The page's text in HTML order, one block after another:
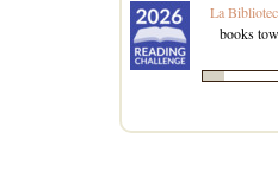
La
books